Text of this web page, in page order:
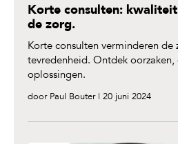
Korte consulten:
de zorg.
Korte consulten verminderen de
tevredenheid. Ontdek oorzaken,
oplossingen.
door Paul Bouter | 20 juni 2024